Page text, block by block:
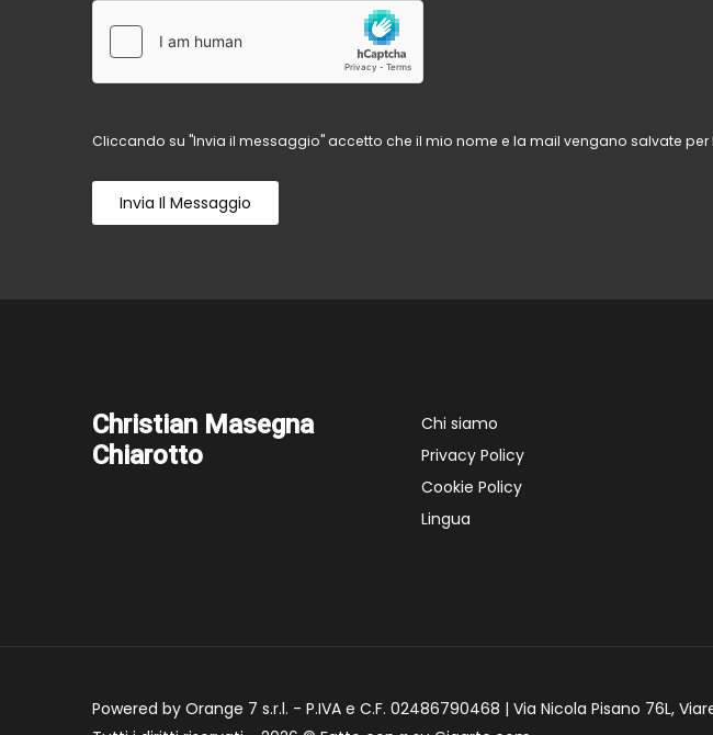
Cliccando su "Invia il messaggio" accetto che il mio nome e la mail vengano salvate
Invia Il Messaggio
Christian Masegna
Chiarotto
Chi siamo
Privacy Policy
Cookie Policy
Lingua
Powered by Orange 7 s.r.l. - P.IVA e C.F. 02486790468 | Via Nicola Pisano 76L,